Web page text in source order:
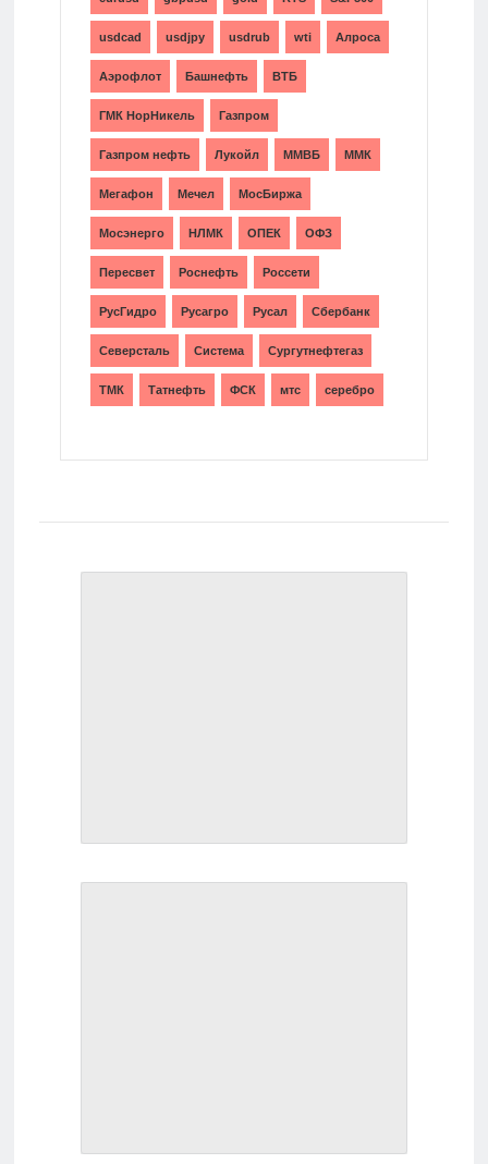
usdcad usdjpy usdrub wti Алроса
Аэрофлот Башнефть ВТБ
ГМК НорНикель Газпром
Газпром нефть Лукойл ММВБ ММК
Мегафон Мечел МосБиржа
Мосэнерго НЛМК ОПЕК ОФЗ
Пересвет Роснефть Россети
РусГидро Русагро Русал Сбербанк
Северсталь Система Сургутнефтегаз
ТМК Татнефть ФСК мтс серебро